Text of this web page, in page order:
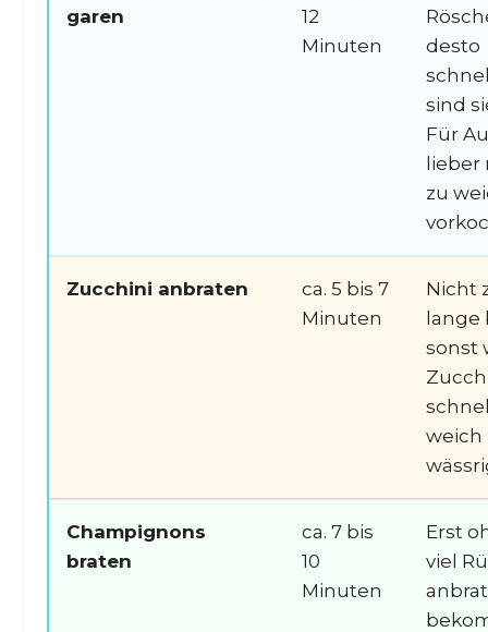
garen
12
Minuten
desto
sind
Für
lieber
zu
Zucchini anbraten
ca. 5 bis 7
Minuten
Nicht
lange
sonst
weich
Champignons
braten
ca. 7 bis
10
Minuten
Erst
viel